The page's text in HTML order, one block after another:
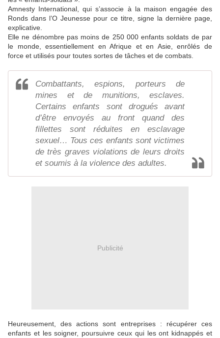
Amnesty International, qui s’associe à la maison engagée des
Ronds dans l’O Jeunesse pour ce titre, signe la dernière page,
explicative.
Elle ne dénombre pas moins de 250 000 enfants soldats de par
le monde, essentiellement en Afrique et en Asie, enrôlés de
force et utilisés pour toutes sortes de tâches et de combats.
Combattants, espions, porteurs de
mines et de munitions, esclaves.
Certains enfants sont drogués avant
d’être envoyés au front quand des
fillettes sont réduites en esclavage
sexuel… Tous ces enfants sont victimes
de très graves violations de leurs droits
et soumis à la violence des adultes.
Publicité
Heureusement, des actions sont entreprises : récupérer ces
enfants et les soigner, poursuivre ceux qui les ont kidnappés et